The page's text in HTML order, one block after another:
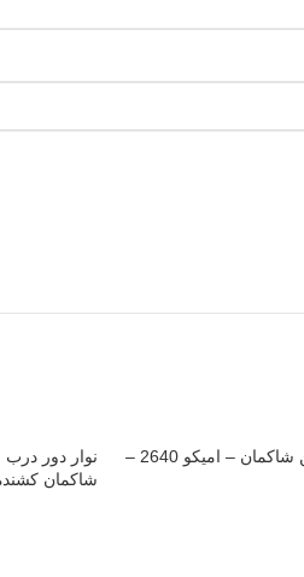
فشنگی اب اتوماتیک فن شاکمان – امیکو 2640 –
شاکمان